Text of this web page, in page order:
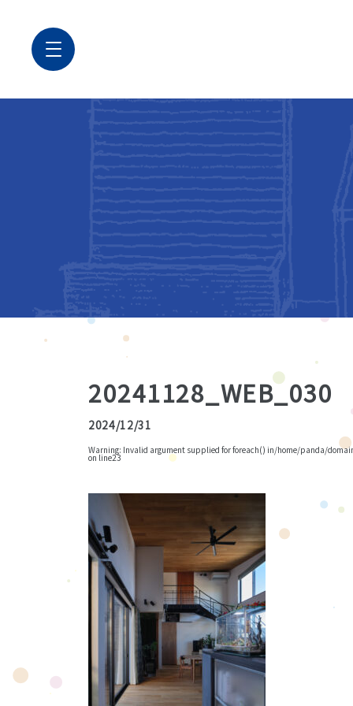
20241128_WEB_030
2024/12/31
Warning: Invalid argument supplied for foreach() in/home/panda/
on line23